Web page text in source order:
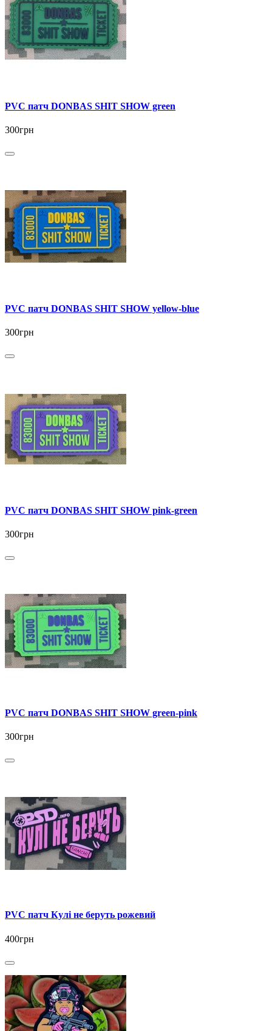
PVC патч DONBAS SHIT SHOW green
300грн
PVC патч DONBAS SHIT SHOW yellow-blue
300грн
PVC патч DONBAS SHIT SHOW pink-green
300грн
PVC патч DONBAS SHIT SHOW green-pink
300грн
PVC патч Кулі не беруть рожевий
400грн